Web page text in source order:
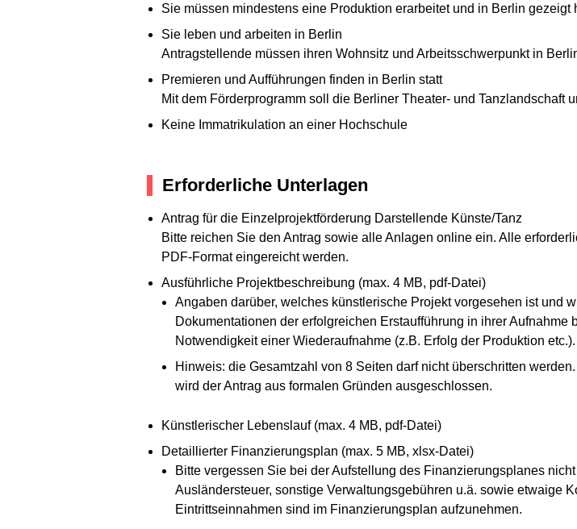
Sie müssen mindestens eine Produktion erarbeitet und in Berlin
Sie leben und arbeiten in Berlin
Antragstellende müssen ihren Wohnsitz und Arbeitsschwerpunkt in
Premieren und Aufführungen finden in Berlin statt
Mit dem Förderprogramm soll die Berliner Theater- und Tanzlandschaft
Keine Immatrikulation an einer Hochschule
Erforderliche Unterlagen
Antrag für die Einzelprojektförderung Darstellende Künste/Tanz
Bitte reichen Sie den Antrag sowie alle Anlagen online ein. Alle
PDF-Format eingereicht werden.
Ausführliche Projektbeschreibung (max. 4 MB, pdf-Datei)
Angaben darüber, welches künstlerische Projekt vorgesehen ist und
Dokumentationen der erfolgreichen Erstaufführung in ihrer
Notwendigkeit einer Wiederaufnahme (z.B. Erfolg der Produktion etc.).
Hinweis: die Gesamtzahl von 8 Seiten darf nicht überschritten
wird der Antrag aus formalen Gründen ausgeschlossen.
Künstlerischer Lebenslauf (max. 4 MB, pdf-Datei)
Detaillierter Finanzierungsplan (max. 5 MB, xlsx-Datei)
Bitte vergessen Sie bei der Aufstellung des Finanzierungsplanes
Ausländersteuer, sonstige Verwaltungsgebühren u.ä. sowie etwaige
Eintrittseinnahmen sind im Finanzierungsplan aufzunehmen.